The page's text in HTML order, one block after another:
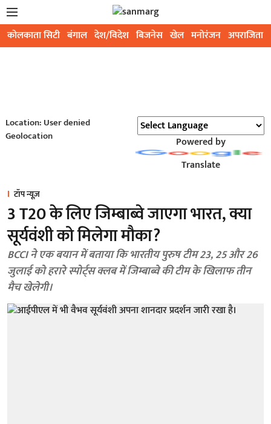
कोलकाता सिटी बंगाल देश/विदेश बिजनेस खेल मनोरंजन अपराजिता
Location: User denied
Geolocation
Powered by
Translate
टॉप न्यूज़
3 T20 के लिए जिम्बाब्वे जाएगा भारत, क्या
सूर्यवंशी को मिलेगा मौका?
BCCI ने एक बयान में बताया कि भारतीय पुरुष टीम 23, 25 और 26
जुलाई को हरारे स्पोर्ट्स क्लब में जिम्बाब्वे की टीम के खिलाफ तीन
मैच खेलेगी।